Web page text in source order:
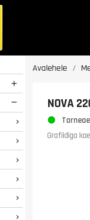








Avalehele
NOVA
Grafiidiga